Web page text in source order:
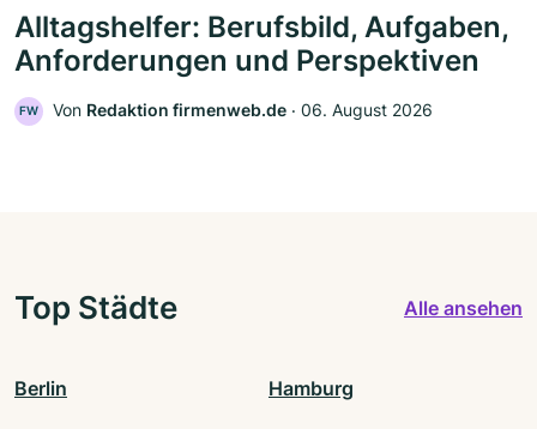
Alltagshelfer: Berufsbild, Aufgaben,
Anforderungen und Perspektiven
FW Von Redaktion firmenweb.de ‧ 06. August 2026
Top Städte Alle ansehen
Berlin Hamburg